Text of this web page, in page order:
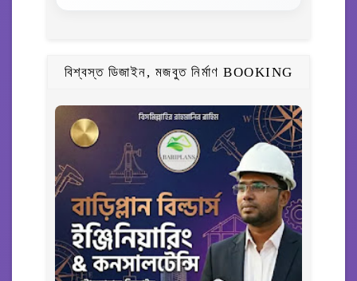
বিশ্বস্ত ডিজাইন, মজবুত নির্মাণ BOOKING